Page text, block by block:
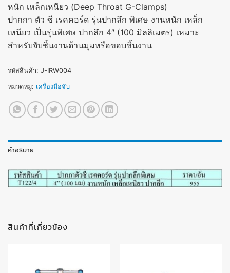
หนัก เหล็กเหนียว (Deep Throat G-Clamps)
ปากกา ตัว ซี เรคคอร์ด รุ่นปากลึก พิเศษ งานหนัก เหล็ก
เหนียว เป็นรุ่นพิเศษ ปากลึก 4″ (100 มิลลิเมตร) เหมาะ
สำหรับจับชิ้นงานด้านมุมหรือขอบชิ้นงาน
รหัสสินค้า: J-IRW004
หมวดหมู่: เครื่องมือจับ
คำอธิบาย
สินค้าที่เกี่ยวข้อง